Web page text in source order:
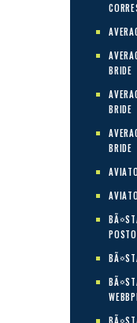
BRIDE
BRIDE
BRIDE